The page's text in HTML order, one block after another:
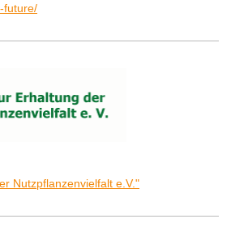
future/
Nutzpflanzenvielfalt e.V."